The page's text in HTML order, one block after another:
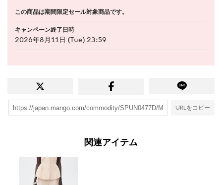
この商品は期間限定セール対象商品です。
キャンペーン終了日時
2026年8月11日 (Tue) 23:59
URLをコピー
関連アイテム